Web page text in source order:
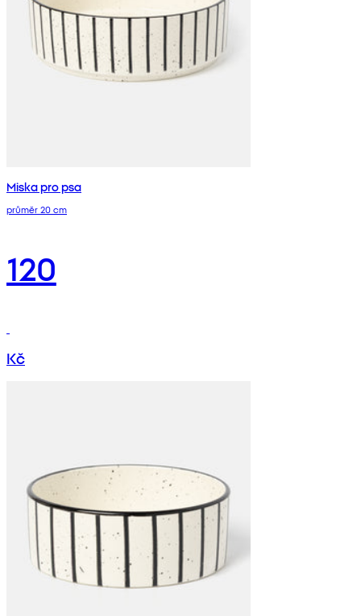
Miska pro psa
průměr 20 cm
120
Kč